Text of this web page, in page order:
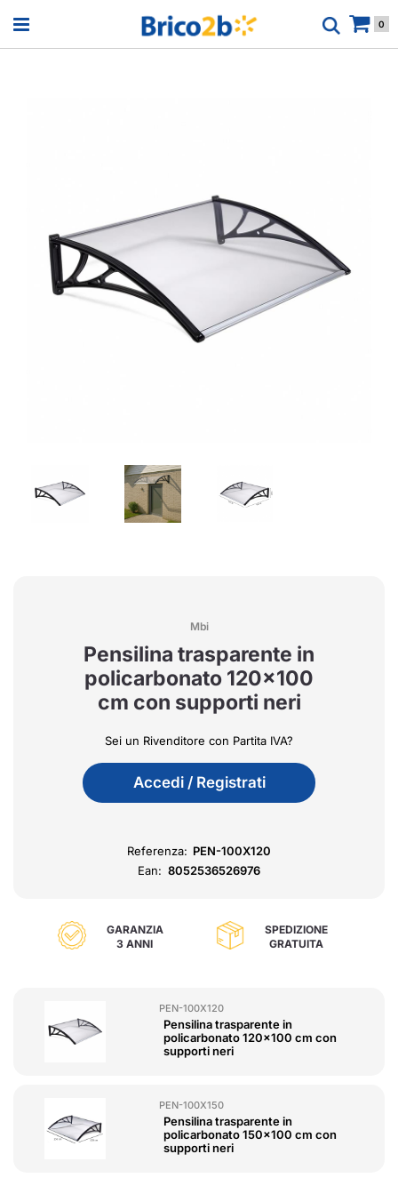
Open menu 0
Mbi
Pensilina trasparente in
policarbonato 120x100
cm con supporti neri
Sei un Rivenditore con Partita IVA?
Accedi / Registrati
Referenza: PEN-100X120
Ean: 8052536526976
GARANZIA
3 ANNI
SPEDIZIONE
GRATUITA
PEN-100X120
Pensilina trasparente in
policarbonato 120x100 cm con
supporti neri
PEN-100X150
Pensilina trasparente in
policarbonato 150x100 cm con
supporti neri